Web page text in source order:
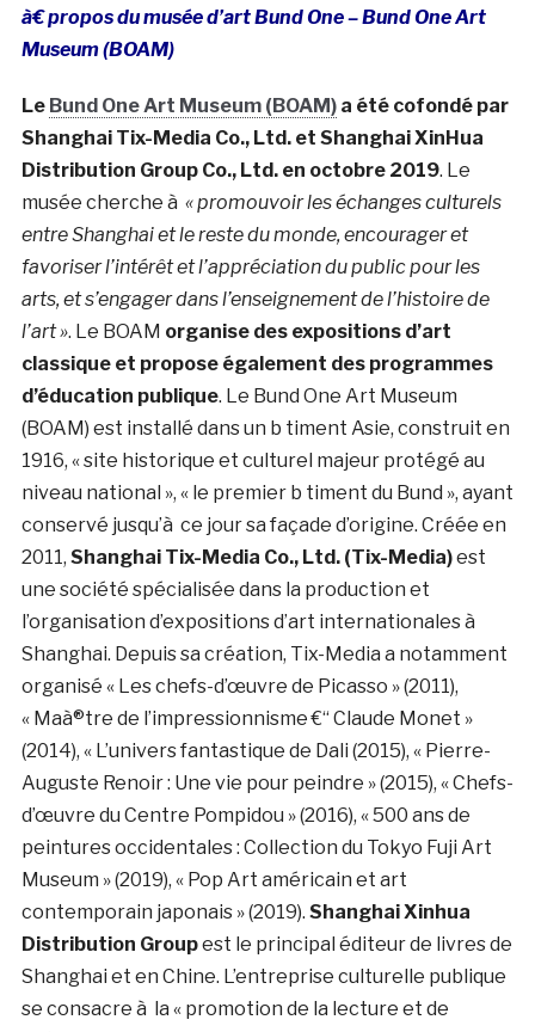
à€ propos du musée d’art Bund One – Bund One Art
Museum (BOAM)
Le Bund One Art Museum (BOAM)a été cofondé par
Shanghai Tix-Media Co., Ltd. et Shanghai XinHua
Distribution Group Co., Ltd. en octobre 2019. Le
musée cherche à « promouvoir les échanges culturels
entre Shanghai et le reste du monde, encourager et
favoriser l’intérêt et l’appréciation du public pour les
arts, et s’engager dans l’enseignement de l’histoire de
l’art ». Le BOAM organise des expositions d’art
classique et propose également des programmes
d’éducation publique. Le Bund One Art Museum
(BOAM) est installé dans un b timent Asie, construit en
1916, « site historique et culturel majeur protégé au
niveau national », « le premier b timent du Bund », ayant
conservé jusqu’à ce jour sa façade d’origine. Créée en
2011, Shanghai Tix-Media Co., Ltd. (Tix-Media)est
une société spécialisée dans la production et
l’organisation d’expositions d’art internationales à
Shanghai. Depuis sa création, Tix-Media a notamment
organisé « Les chefs-d’œuvre de Picasso » (2011),
« Maà®tre de l’impressionnisme €“ Claude Monet »
(2014), « L’univers fantastique de Dali (2015), « Pierre-
Auguste Renoir : Une vie pour peindre » (2015), « Chefs-
d’œuvre du Centre Pompidou » (2016), « 500 ans de
peintures occidentales : Collection du Tokyo Fuji Art
Museum » (2019), « Pop Art américain et art
contemporain japonais » (2019). Shanghai Xinhua
Distribution Groupest le principal éditeur de livres de
Shanghai et en Chine. L’entreprise culturelle publique
se consacre à la « promotion de la lecture et de